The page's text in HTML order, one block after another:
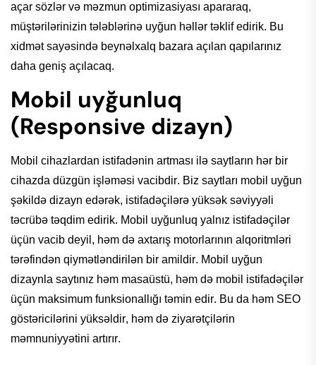
açar sözlər və məzmun optimizasiyası apararaq,
müştərilərinizin tələblərinə uyğun həllər təklif edirik. Bu
xidmət sayəsində beynəlxalq bazara açılan qapılarınız
daha geniş açılacaq.
Mobil uyğunluq
(Responsive dizayn)
Mobil cihazlardan istifadənin artması ilə saytların hər bir
cihazda düzgün işləməsi vacibdir. Biz saytları mobil uyğun
şəkildə dizayn edərək, istifadəçilərə yüksək səviyyəli
təcrübə təqdim edirik. Mobil uyğunluq yalnız istifadəçilər
üçün vacib deyil , həm də axtarış motorlarının alqoritmləri
tərəfindən qiymətləndirilən bir amildir. Mobil uyğun
dizaynla saytınız həm masaüstü, həm də mobil istifadəçilər
üçün maksimum funksionallığı təmin edir. Bu da həm SEO
göstəricilərini yüksəldir, həm də ziyarətçilərin
məmnuniyyətini artırır.